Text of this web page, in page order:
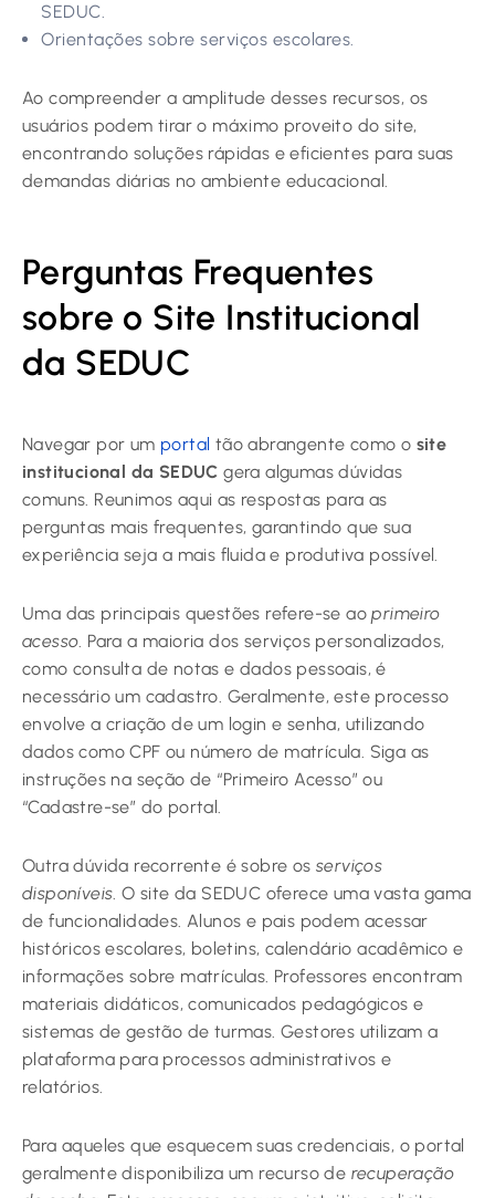
SEDUC.
Orientações sobre serviços escolares.
Ao compreender a amplitude desses recursos, os
usuários podem tirar o máximo proveito do site,
encontrando soluções rápidas e eficientes para suas
demandas diárias no ambiente educacional.
Perguntas Frequentes
sobre o Site Institucional
da SEDUC
Navegar por um portal tão abrangente como o site
institucional da SEDUC gera algumas dúvidas
comuns. Reunimos aqui as respostas para as
perguntas mais frequentes, garantindo que sua
experiência seja a mais fluida e produtiva possível.
Uma das principais questões refere-se aoprimeiro
acesso. Para a maioria dos serviços personalizados,
como consulta de notas e dados pessoais, é
necessário um cadastro. Geralmente, este processo
envolve a criação de um login e senha, utilizando
dados como CPF ou número de matrícula. Siga as
instruções na seção de “Primeiro Acesso” ou
“Cadastre-se” do portal.
Outra dúvida recorrente é sobre os serviços
disponíveis. O site da SEDUC oferece uma vasta gama
de funcionalidades. Alunos e pais podem acessar
históricos escolares, boletins, calendário acadêmico e
informações sobre matrículas. Professores encontram
materiais didáticos, comunicados pedagógicos e
sistemas de gestão de turmas. Gestores utilizam a
plataforma para processos administrativos e
relatórios.
Para aqueles que esquecem suas credenciais, o portal
geralmente disponibiliza um recurso de recuperação